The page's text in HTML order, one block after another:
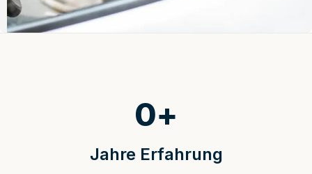
Jahre Erfahrung
0+